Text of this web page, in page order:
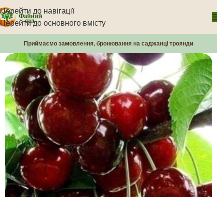
Перейти до навігації
Перейти до основного вмісту
Приймаємо замовлення, бронювання на саджанці троянди